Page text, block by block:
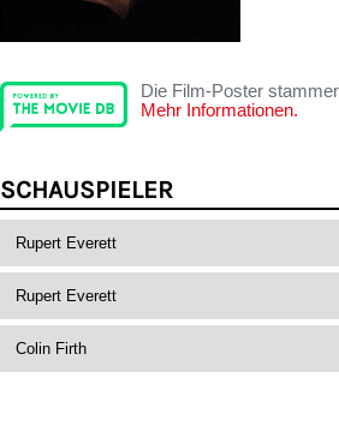
Die Film-Poster
Mehr Informationen.
SCHAUSPIELER
Rupert Everett
Rupert Everett
Colin Firth